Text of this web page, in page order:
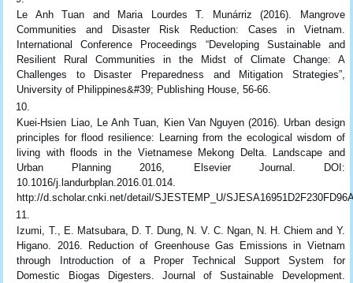
Le Anh Tuan and Maria Lourdes T. Munárriz (2016). Mangrove
Communities and Disaster Risk Reduction: Cases in Vietnam.
International Conference Proceedings “Developing Sustainable and
Resilient Rural Communities in the Midst of Climate Change: A
Challenges to Disaster Preparedness and Mitigation Strategies”,
University of Philippines&#39; Publishing House, 56-66.
Kuei-Hsien Liao, Le Anh Tuan, Kien Van Nguyen (2016). Urban design
principles for flood resilience: Learning from the ecological wisdom of
living with floods in the Vietnamese Mekong Delta. Landscape and
Urban Planning 2016, Elsevier Journal. DOI:
10.1016/j.landurbplan.2016.01.014.
http://d.scholar.cnki.net/detail/SJESTEMP_U/
Izumi, T., E. Matsubara, D. T. Dung, N. V. C. Ngan, N. H. Chiem and Y.
Higano. 2016. Reduction of Greenhouse Gas Emissions in Vietnam
through Introduction of a Proper Technical Support System for
Domestic Biogas Digesters. Journal of Sustainable Development.